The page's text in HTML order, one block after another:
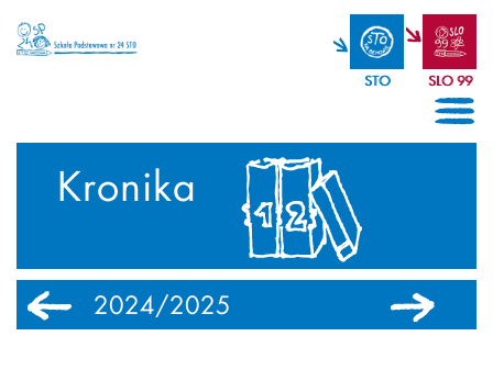
STO SLO 99
Kronika
2024/2025 2023/2024